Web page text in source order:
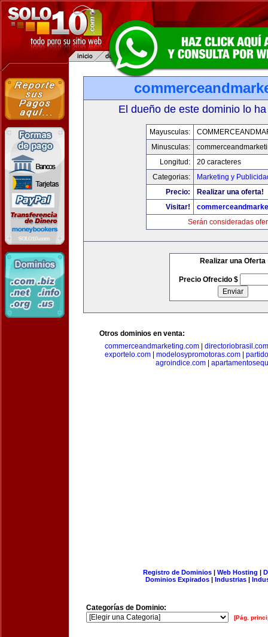
El dueño de este dominio lo
Mayusculas:
Minusculas:
Longitud:
20 caracteres
Categorias:
Marketing y
Precio:
Realizar una oferta!
Visitar!
Serán consideradas
Realizar una Oferta
Precio Ofrecido $
Otros dominios en venta:
commerceandmarketing.com| directoriobrasil.com
exportelo.com
modelosypromotoras.com
agroindice.com
Registro de Dominios| Web Hosting |
Dominios Expirados | Industrias |
Categorías de Dominio:
[Pág.